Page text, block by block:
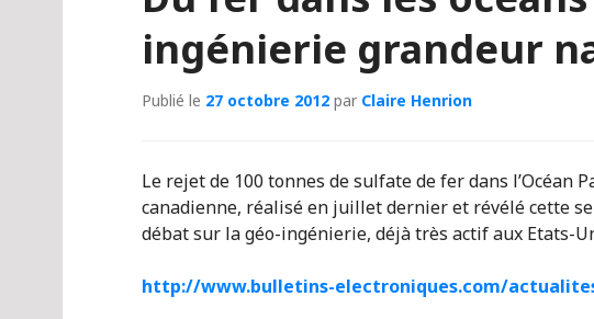
ingénierie grandeur
Publié le 27 octobre 2012 par Claire Henrion
Le rejet de 100 tonnes de sulfate de fer dans l’Océan
canadienne, réalisé en juillet dernier et révélé cette
débat sur la géo-ingénierie, déjà très actif aux Etats-
http://www.bulletins-electroniques.com/